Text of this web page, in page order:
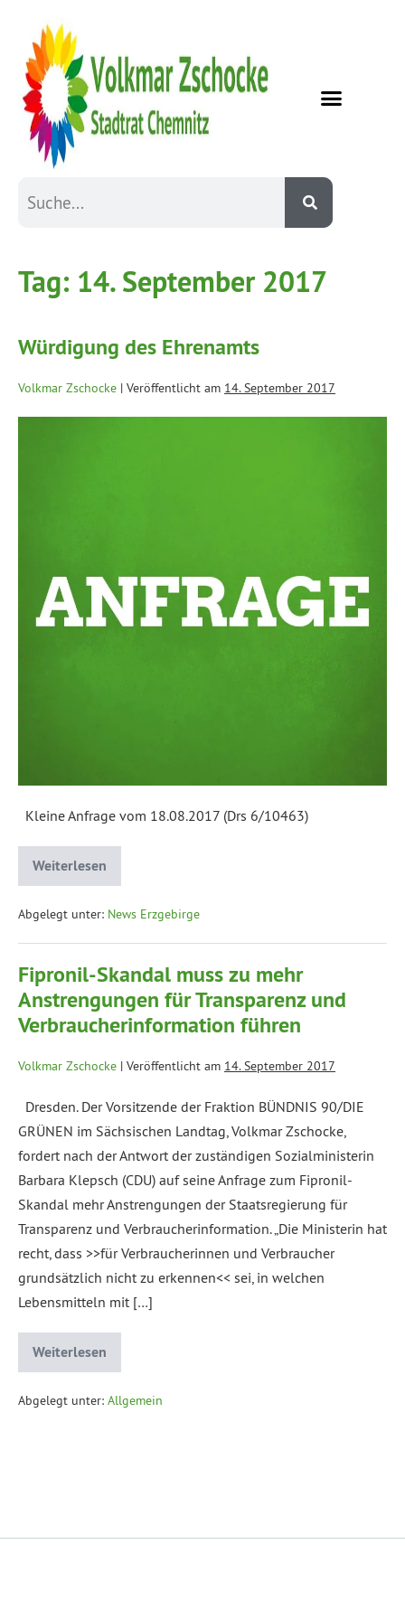
Tag: 14. September 2017
Würdigung des Ehrenamts
Volkmar Zschocke | Veröffentlicht am 14. September 2017
Kleine Anfrage vom 18.08.2017 (Drs 6/10463)
Weiterlesen
Abgelegt unter: News Erzgebirge
Fipronil-Skandal muss zu mehr
Anstrengungen für Transparenz und
Verbraucherinformation führen
Volkmar Zschocke | Veröffentlicht am 14. September 2017
Dresden. Der Vorsitzende der Fraktion BÜNDNIS 90/DIE
GRÜNEN im Sächsischen Landtag, Volkmar Zschocke,
fordert nach der Antwort der zuständigen Sozialministerin
Barbara Klepsch (CDU) auf seine Anfrage zum Fipronil-
Skandal mehr Anstrengungen der Staatsregierung für
Transparenz und Verbraucherinformation. „Die Ministerin hat
recht, dass >>für Verbraucherinnen und Verbraucher
grundsätzlich nicht zu erkennen<< sei, in welchen
Lebensmitteln mit […]
Weiterlesen
Abgelegt unter: Allgemein